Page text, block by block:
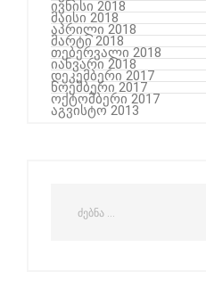
ივნისი 2018
მაისი 2018
აპრილი 2018
მარტი 2018
თებერვალი 2018
იანვარი 2018
დეკემბერი 2017
ნოემბერი 2017
ოქტომბერი 2017
აგვისტო 2013